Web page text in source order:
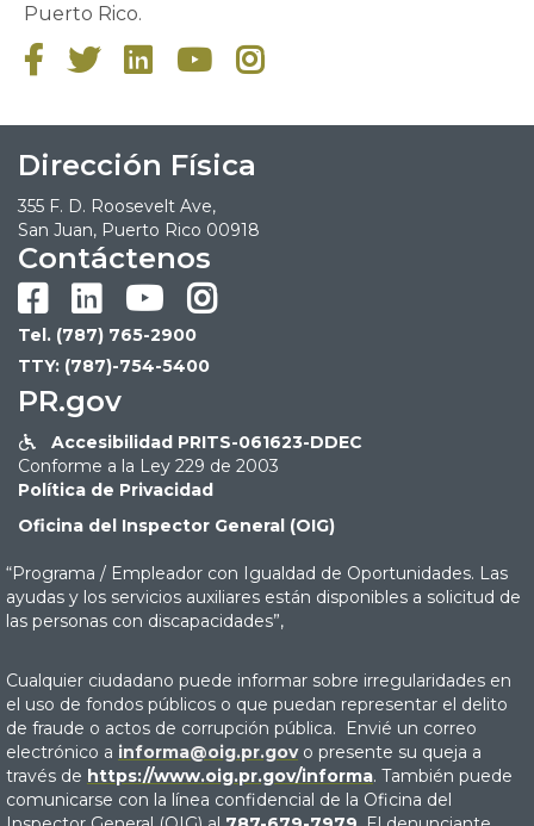
Puerto Rico.
    
Dirección Física
355 F. D. Roosevelt Ave,
San Juan, Puerto Rico 00918
Contáctenos

  
Tel. (787) 765-2900
TTY: (787)-754-5400
PR.gov

Accesibilidad PRITS-061623-DDEC
Conforme a la Ley 229 de 2003
Política de Privacidad
Oficina del Inspector General (OIG)
“Programa / Empleador con Igualdad de Oportunidades. Las
ayudas y los servicios auxiliares están disponibles a solicitud de
las personas con discapacidades”,
Cualquier ciudadano puede informar sobre irregularidades en
el uso de fondos públicos o que puedan representar el delito
de fraude o actos de corrupción pública. Envié un correo
electrónico a informa@oig.pr.govo presente su queja a
través de https://www.oig.pr.gov/informa. También puede
comunicarse con la línea confidencial de la Oficina del